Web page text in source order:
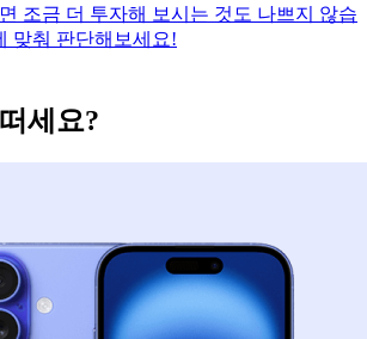
조금 더 투자해 보시는 것도 나쁘지 않습
맞춰 판단해보세요!
세요?